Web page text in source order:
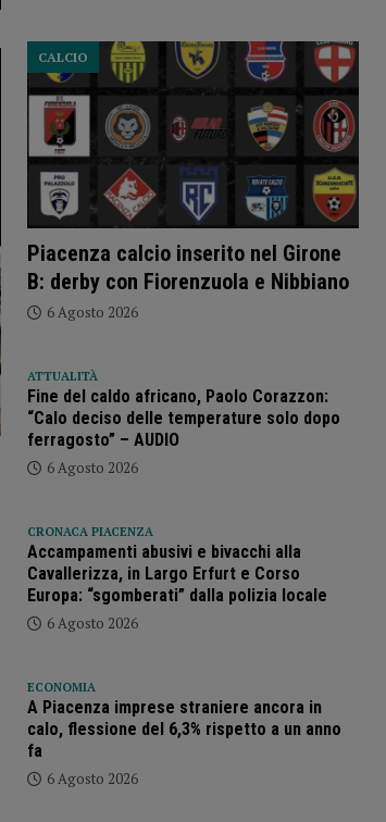
Piacenza calcio inserito nel Girone
B: derby con Fiorenzuola e Nibbiano
CALCIO
6 Agosto 2026
ATTUALITÀ
Fine del caldo africano, Paolo Corazzon:
“Calo deciso delle temperature solo dopo
ferragosto” – AUDIO
6 Agosto 2026
CRONACA PIACENZA
Accampamenti abusivi e bivacchi alla
Cavallerizza, in Largo Erfurt e Corso
Europa: “sgomberati” dalla polizia locale
6 Agosto 2026
ECONOMIA
A Piacenza imprese straniere ancora in
calo, flessione del 6,3% rispetto a un anno
fa
6 Agosto 2026